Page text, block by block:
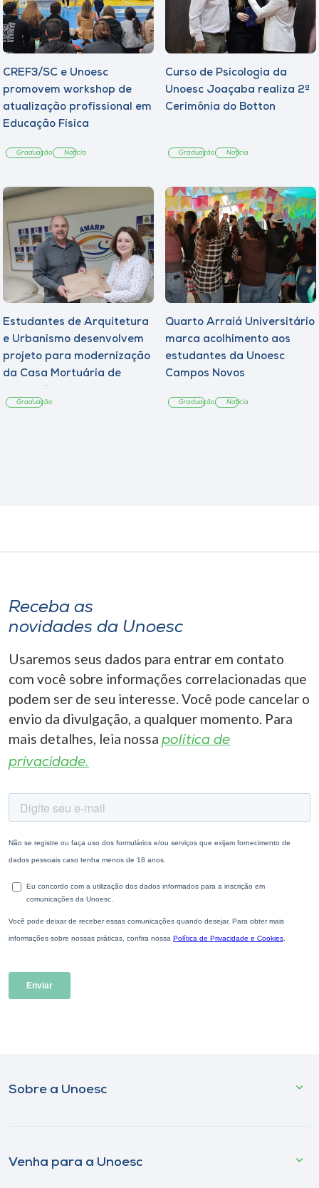
CREF3/SC e Unoesc
promovem workshop de
atualização profissional em
Educação Física
Graduação Notícia
Curso de Psicologia da
Unoesc Joaçaba realiza 2ª
Cerimônia do Botton
Graduação Notícia
Estudantes de Arquitetura
e Urbanismo desenvolvem
projeto para modernização
da Casa Mortuária de
Graduação
Quarto Arraiá Universitário
marca acolhimento aos
estudantes da Unoesc
Campos Novos
Graduação Notícia
Receba as
novidades da Unoesc
Usaremos seus dados para entrar em contato
com você sobre informações correlacionadas que
podem ser de seu interesse. Você pode cancelar o
envio da divulgação, a qualquer momento. Para
mais detalhes, leia nossa política de
privacidade.
Sobre a Unoesc
Venha para a Unoesc